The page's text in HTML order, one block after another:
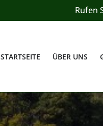
Rufen
STARTSEITE ÜBER UNS